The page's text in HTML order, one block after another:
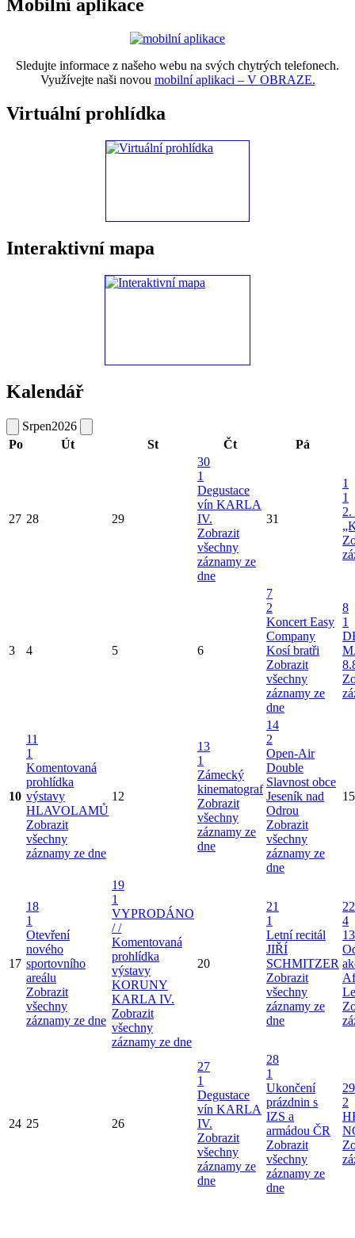
Mobilní aplikace
Sledujte informace z našeho webu na svých chytrých telefonech.
Využívejte naši novou mobilní aplikaci – V OBRAZE.
Virtuální prohlídka
Interaktivní mapa
Kalendář
Srpen2026
Po
Út St Čt Pá
27 28 29
30
1
Degustace
vín KARLA
IV.
Zobrazit
všechny
záznamy ze
dne
31
1
1
2.
3 4 5 6
7
2
Koncert Easy
Company
Kosí bratři
Zobrazit
všechny
záznamy ze
dne
8
1
10
11
1
Komentovaná
prohlídka
výstavy
HLAVOLAMŮ
Zobrazit
všechny
záznamy ze dne
12
13
1
Zámecký
kinematograf
Zobrazit
všechny
záznamy ze
dne
14
2
Open-Air
Double
Slavnost obce
Jeseník nad
Odrou
Zobrazit
všechny
záznamy ze
dne
15
17
18
1
Otevření
nového
sportovního
areálu
Zobrazit
všechny
záznamy ze dne
19
1
VYPRODÁNO
/ /
Komentovaná
prohlídka
výstavy
KORUNY
KARLA IV.
Zobrazit
všechny
záznamy ze dne
20
21
1
Letní recitál
JIŘÍ
SCHMITZER
Zobrazit
všechny
záznamy ze
dne
22
4
24 25 26
27
1
Degustace
vín KARLA
IV.
Zobrazit
všechny
záznamy ze
dne
28
1
Ukončení
prázdnin s
IZS a
armádou ČR
Zobrazit
všechny
záznamy ze
dne
29
2